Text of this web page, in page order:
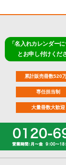
「名入れカレンダーに
とお申し付けくだ
累計販売冊数520
専任担当制
大量冊数大歓迎